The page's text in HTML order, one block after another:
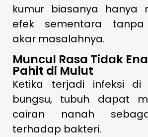
kumur biasanya hanya
efek sementara tanpa
akar masalahnya.
Muncul Rasa Tidak
Pahit di Mulut
Ketika terjadi infeksi di
bungsu, tubuh dapat
cairan nanah
terhadap bakteri.